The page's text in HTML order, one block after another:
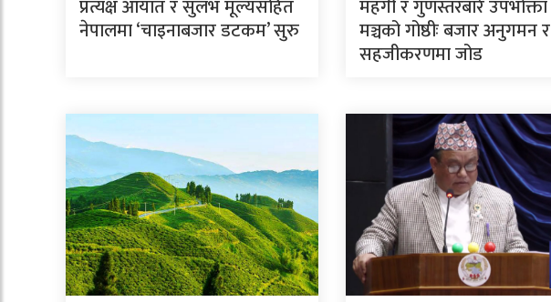
प्रत्यक्ष आयात र सुलभ मूल्यसहित
नेपालमा ‘चाइनाबजार डटकम’ सुरु
महँगी र गुणस्तरबारे उपभोक्ता
मञ्चको गोष्ठीः बजार अनुगमन र
सहजीकरणमा जोड